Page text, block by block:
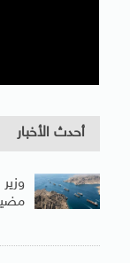
أحدث الأخبار